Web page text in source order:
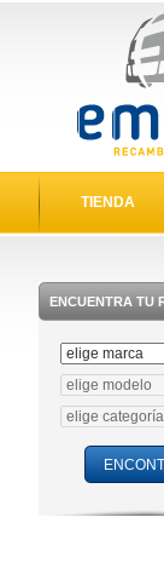
TIENDA
ENCUENTRA TU